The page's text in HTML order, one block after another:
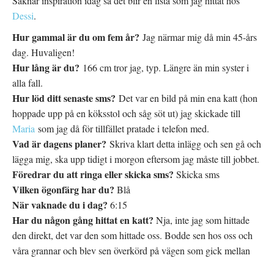
Ö
p
a
s
i
e
t
t
n
y
t
t
f
ö
s
t
e
)
t
t
t
f
ö
n
s
r
)
e
Ö
p
a
s
t
t
n
y
t
ö
n
s
e
r
)
Dessi.
Hur gammal är du om fem år? Jag närmar mig då min 45-års
dag. Huvaligen!
Hur lång är du? 166 cm tror jag, typ. Längre än min syster i
alla fall.
Hur löd ditt senaste sms? Det var en bild på min ena katt (hon
hoppade upp på en köksstol och såg söt ut) jag skickade till
Maria som jag då för tillfället pratade i telefon med.
Vad är dagens planer? Skriva klart detta inlägg och sen gå och
lägga mig, ska upp tidigt i morgon eftersom jag måste till jobbet.
Föredrar du att ringa eller skicka sms? Skicka sms
Vilken ögonfärg har du? Blå
När vaknade du i dag? 6:15
Har du någon gång hittat en katt? Nja, inte jag som hittade
den direkt, det var den som hittade oss. Bodde sen hos oss och
våra grannar och blev sen överkörd på vägen som gick mellan